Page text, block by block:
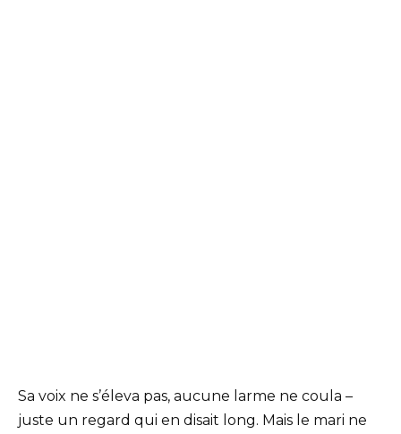
Sa voix ne s’éleva pas, aucune larme ne coula –
juste un regard qui en disait long. Mais le mari ne